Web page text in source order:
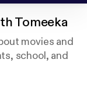
Tomeeka
movies and
school, and
out